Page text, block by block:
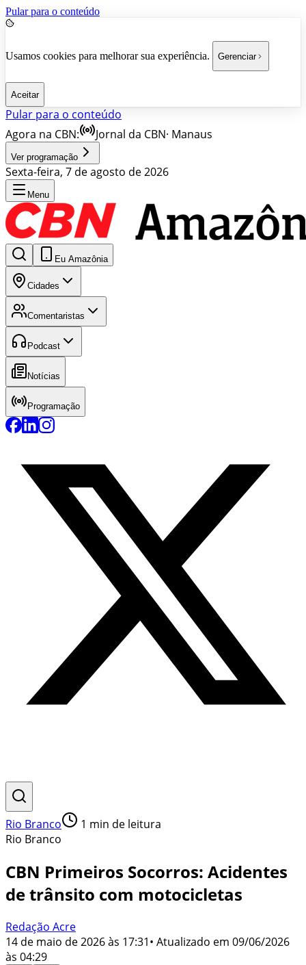
Pular para o conteúdo
Usamos cookies para melhorar sua experiência. Gerenciar
Aceitar
Pular para o conteúdo
Agora na CBN:
Jornal da CBN· Manaus
Ver programação
Sexta-feira, 7 de agosto de 2026
Menu
Eu Amazônia
Cidades
Comentaristas
Podcast
Notícias
Programação
Rio Branco 1 min de leitura
Rio Branco
CBN Primeiros Socorros: Acidentes
de trânsito com motocicletas
Redação Acre
14 de maio de 2026 às 17:31• Atualizado em 09/06/2026
às 04:29